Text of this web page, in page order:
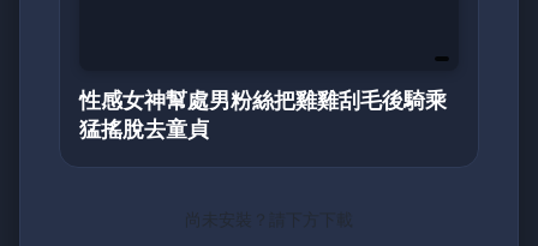
性感女神幫處男粉絲把雞雞刮毛後騎乘
猛搖脫去童貞
尚未安裝？請下方下載